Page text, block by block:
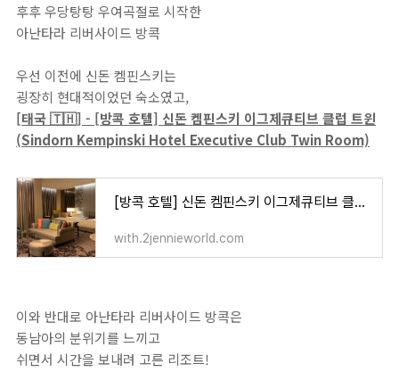
후후 우당탕탕 우여곡절로 시작한
아난타라 리버사이드 방콕
우선 이전에 신돈 켐핀스키는
굉장히 현대적이었던 숙소였고,
[태국 🇹🇭] - [방콕 호텔] 신돈 켐핀스키 이그제큐티브 클럽 트윈
(Sindorn Kempinski Hotel Executive Club Twin Room)
[방콕 호텔] 신돈 켐핀스키 이그제큐티브 클럽 트윈 (Sindorn Kempinski Hotel Executive Club Twin Room)
with.2jennieworld.com
이와 반대로 아난타라 리버사이드 방콕은
동남아의 분위기를 느끼고
쉬면서 시간을 보내려 고른 리조트!